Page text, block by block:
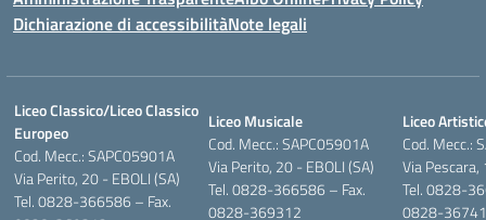
Dichiarazione di accessibilitàNote legali
Liceo Classico/Liceo Classico
Europeo
Cod. Mecc.: SAPC05901A
Via Perito, 20 - EBOLI (SA)
Tel. 0828-366586 – Fax.
Liceo Musicale
Cod. Mecc.: SAPC05901A
Via Perito, 20 - EBOLI (SA)
Tel. 0828-366586 – Fax.
0828-369312
Liceo
Cod. Mecc.:
Via
Tel. 0828-
0828-